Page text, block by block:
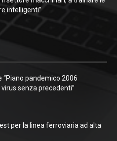
intelligenti”
“Piano pandemico 2006
senza precedenti”
per la linea ferroviaria ad alta